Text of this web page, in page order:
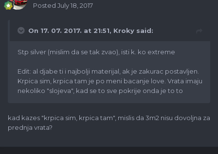
Posted July 18, 2017
On 17. 07. 2017. at 21:51, Kroky said:
Stp silver (mislim da se tak zvao), isti k. ko extreme
Edit: al djabe ti i najbolji materijal, ak je zakurac postavljen.
Krpica sim, krpica tam je po meni bacanje love. Vrata imaju
nekoliko "slojeva", kad se to sve pokrije onda je to to
kad kazes "krpica sim, krpica tam", mislis da 3m2 nisu dovoljna za
prednja vrata?